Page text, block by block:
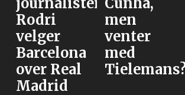
Rodri
Barcelona
over Real
Madrid
men
venter
med
Tielemans?